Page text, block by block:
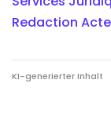
Redaction
KI-generierter Inhalt